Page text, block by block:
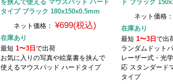
を挟んで使える マウスパッド ハード
タイプ ブラック 180x150x0.5mm
ネット価格： ¥699(税込)
在庫あり
最短1〜3日で出荷
お気に入りの写真や絵葉書を挟んで
使えるマウスパッド ハードタイプ
ド ブラック
ネット価格：
在庫あり
最短1〜3日で出
ランダムドット
レーザー式・光
応 スタンダード
タイプ